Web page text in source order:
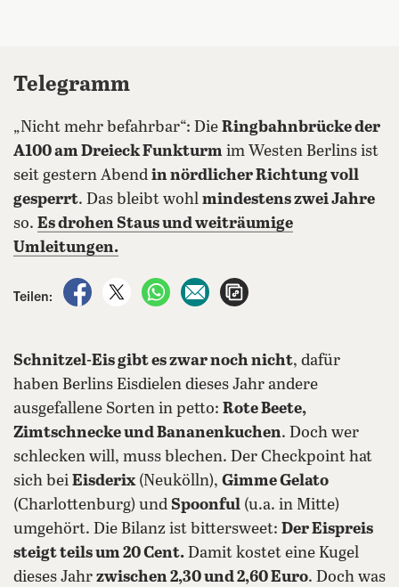
Telegramm
„Nicht mehr befahrbar“: Die Ringbahnbrücke der
A100 am Dreieck Funkturm im Westen Berlins ist
seit gestern Abend in nördlicher Richtung voll
gesperrt. Das bleibt wohl mindestens zwei Jahre
so. Es drohen Staus und weiträumige
Umleitungen.
Teilen:
auf Facebook teilen
auf X teilenper WhatsApp teilen
per E-Mail teilen
Schnitzel-Eis gibt es zwar noch nicht, dafür
haben Berlins Eisdielen dieses Jahr andere
ausgefallene Sorten in petto: Rote Beete,
Zimtschnecke und Bananenkuchen. Doch wer
schlecken will, muss blechen. Der Checkpoint hat
sich bei Eisderix(Neukölln), Gimme Gelato
(Charlottenburg) und Spoonful (u.a. in Mitte)
umgehört. Die Bilanz ist bittersweet: Der Eispreis
steigt teils um 20 Cent. Damit kostet eine Kugel
dieses Jahr zwischen 2,30 und 2,60 Euro. Doch was